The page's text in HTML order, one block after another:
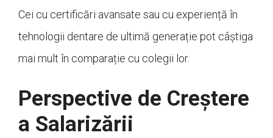
Cei cu certificări avansate sau cu experiență în
tehnologii dentare de ultimă generație pot câștiga
mai mult în comparație cu colegii lor.
Perspective de Creștere
a Salarizării